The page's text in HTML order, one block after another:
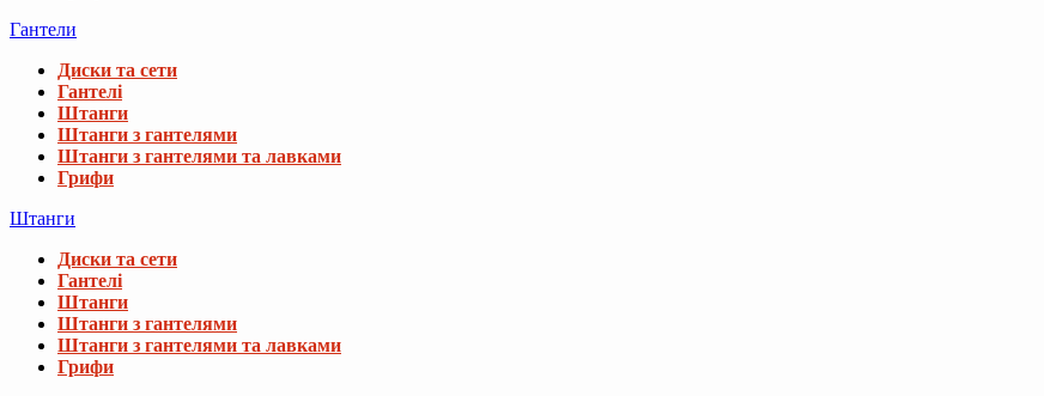
Гантели
Диски та сети
Гантелі
Штанги
Штанги з гантелями
Штанги з гантелями та лавками
Грифи
Штанги
Диски та сети
Гантелі
Штанги
Штанги з гантелями
Штанги з гантелями та лавками
Грифи